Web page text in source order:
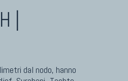
|
dal nodo, hanno